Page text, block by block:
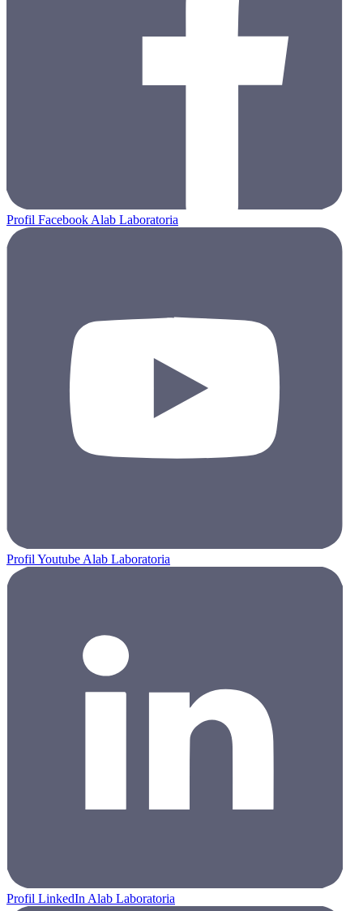
Profil Facebook Alab Laboratoria
Profil Youtube Alab Laboratoria
Profil LinkedIn Alab Laboratoria